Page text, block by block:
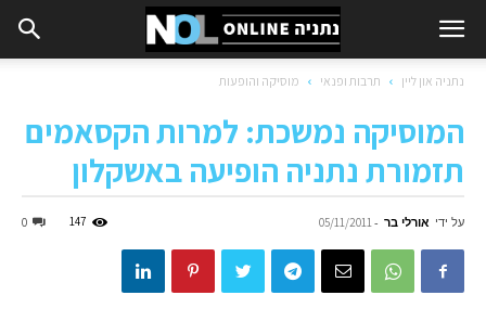
נתניה און ליין תרבות ופנאי מוסיקה והופעות
המוסיקה נמשכת: למרות הקסאמים
תזמורת נתניה הופיעה באשקלון
על ידי אורלי בר -
05/11/2011
0 147